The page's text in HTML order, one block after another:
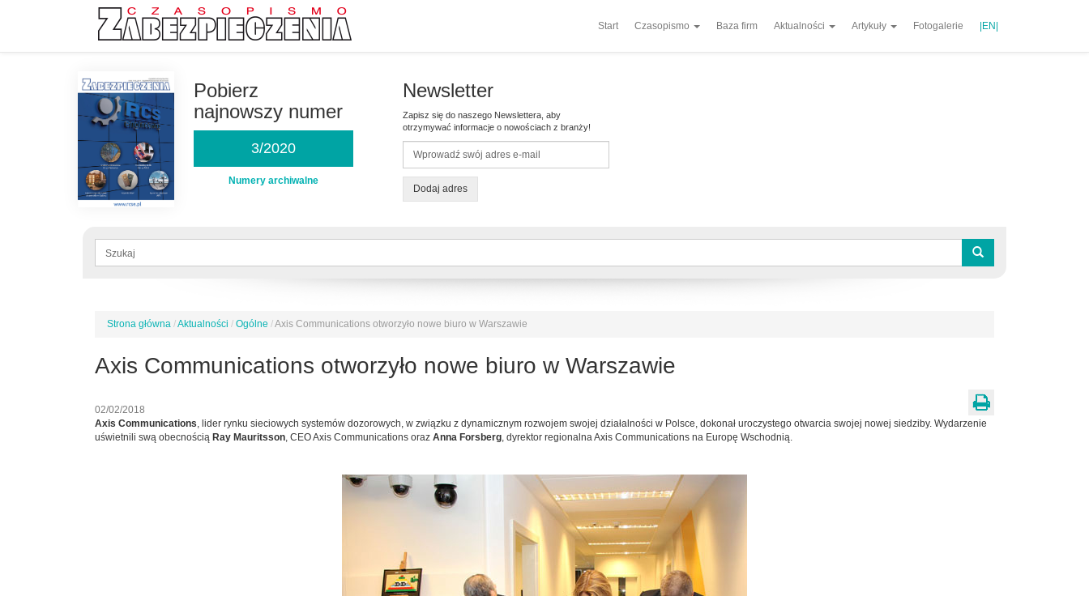
Start Czasopismo Baza firm Aktualności Artykuły Fotogalerie |EN|
Pobierz
najnowszy numer
3/2020
Numery archiwalne
Newsletter
Zapisz się do naszego Newslettera, aby
otrzymywać informacje o nowościach z branży!
Dodaj adres
Formularz
Jesteś
Strona główna /Aktualności / Ogólne /Axis Communications otworzyło nowe biuro w Warszawie
Axis Communications otworzyło nowe biuro w Warszawie
02/02/2018
Axis Communications, lider rynku sieciowych systemów dozorowych, w związku z dynamicznym rozwojem swojej działalności w Polsce, dokonał uroczystego otwarcia swojej nowej siedziby. Wydarzenie
uświetnili swą obecnością Ray Mauritsson, CEO Axis Communications oraz Anna Forsberg, dyrektor regionalna Axis Communications na Europę Wschodnią.